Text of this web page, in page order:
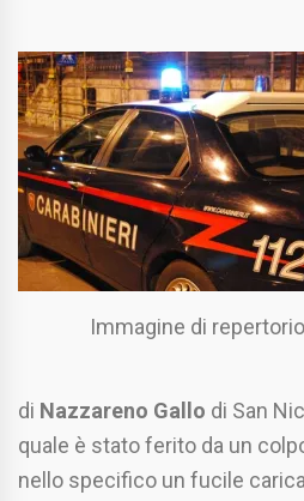
Immagine di repertorio
di Nazzareno Gallo di San
quale è stato ferito da un
nello specifico un fucile